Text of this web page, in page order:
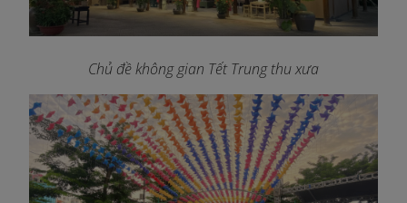
Chủ đề không gian Tết Trung thu xưa